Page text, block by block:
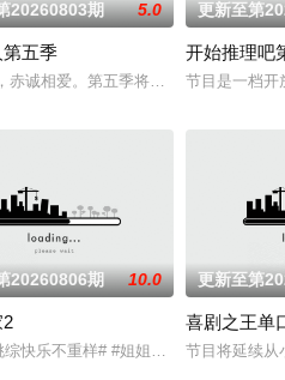
味将持续上演，每一道都值得期待，
20260803期 5.0
五季
赤诚相爱。第五季将讲述十二位素人嘉
更新至第
开始推理吧
节目是一档开
只有一辆车和一车椰子们，通过在途径
20260806期 10.0
综快乐不重样# #姐姐当家# 第二季惊喜
更新至第
喜剧之王单
节目将延续从